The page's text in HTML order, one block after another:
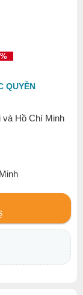
QUYỀN
và Hồ Chí Minh